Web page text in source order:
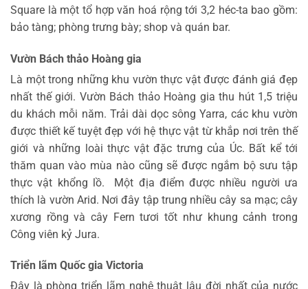
Square là một tổ hợp văn hoá rộng tới 3,2 héc-ta bao gồm:
bảo tàng; phòng trưng bày; shop và quán bar.
Vườn Bách thảo Hoàng gia
Là một trong những khu vườn thực vật được đánh giá đẹp
nhất thế giới. Vườn Bách thảo Hoàng gia thu hút 1,5 triệu
du khách mỗi năm. Trải dài dọc sông Yarra, các khu vườn
được thiết kế tuyệt đẹp với hệ thực vật từ khắp nơi trên thế
giới và những loài thực vật đặc trưng của Úc. Bất kể tới
thăm quan vào mùa nào cũng sẽ được ngắm bộ sưu tập
thực vật khổng lồ. Một địa điểm được nhiều người ưa
thích là vườn Arid. Nơi đây tập trung nhiều cây sa mạc; cây
xương rồng và cây Fern tươi tốt như khung cảnh trong
Công viên kỷ Jura.
Triển lãm Quốc gia Victoria
Đây là phòng triển lãm nghệ thuật lâu đời nhất của nước